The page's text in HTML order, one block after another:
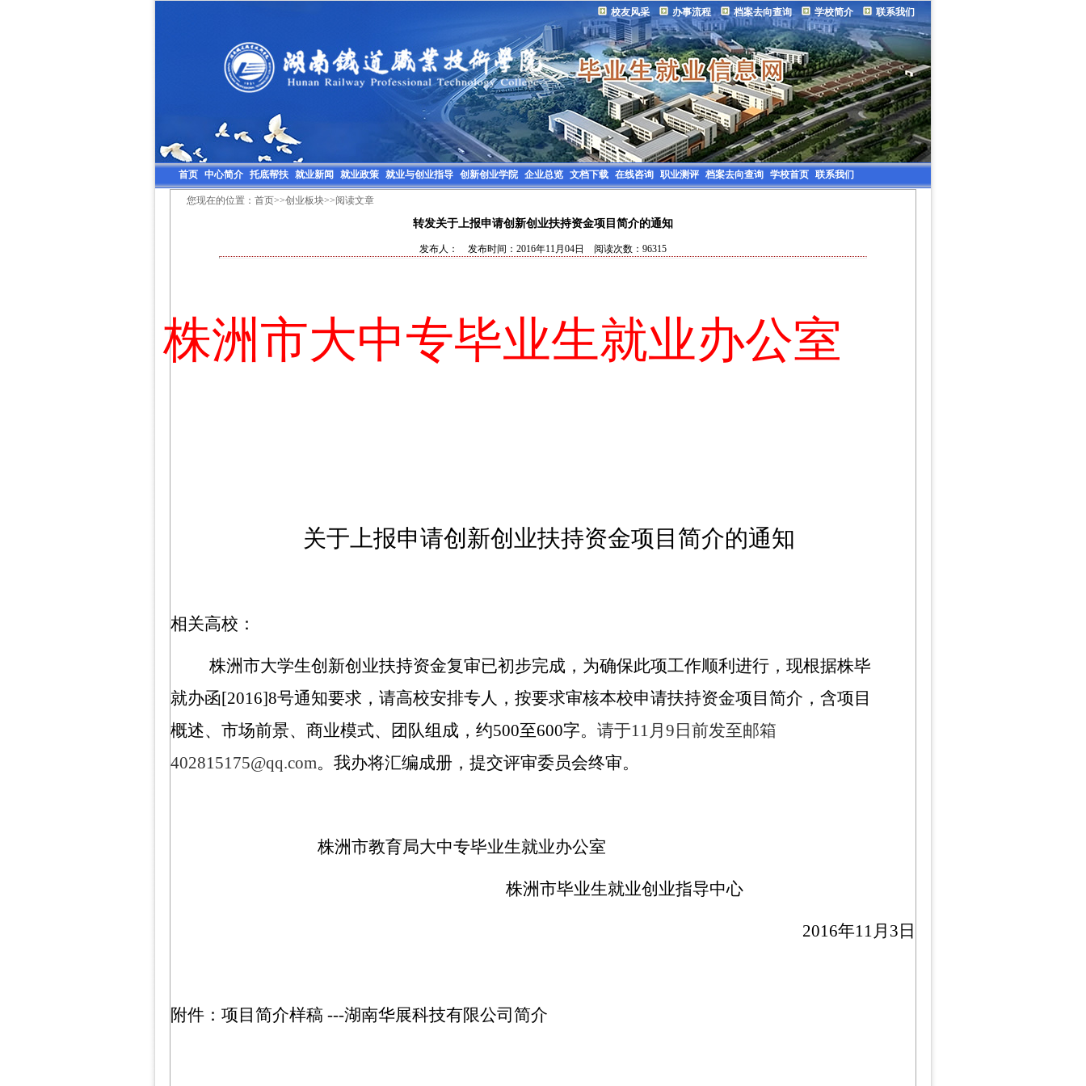
校友风采 办事流程 档案去向查询 学校简介 联系我们
首页 中心简介 托底帮扶 就业新闻 就业政策 就业与创业指导 创新创业学院 企业总览 文档下载 在线咨询 职业测评 档案去向查询 学校首页 联系我们
您现在的位置：首页>>创业板块>>阅读文章
转发关于上报申请创新创业扶持资金项目简介的通知
发布人： 发布时间：2016年11月04日 阅读次数：96315
株洲市大中专毕业生就业办公室
关于上报申请创新创业扶持资金项目简介的通知
相关高校：
株洲市大学生创新创业扶持资金复审已初步完成，为确保此项工作顺利进行，现根据株毕
就办函[2016]8号通知要求，请高校安排专人，按要求审核本校申请扶持资金项目简介，含项目
概述、市场前景、商业模式、团队组成，约500至600字。请于11月9 日前发至邮箱
402815175@qq.com。我办将汇编成册，提交评审委员会终审。
株洲市教育局大中专毕业生就业办公室
株洲市毕业生就业创业指导中心
2016年11月 3 日
附件：项目简介样稿 ---湖南华展科技有限公司简介